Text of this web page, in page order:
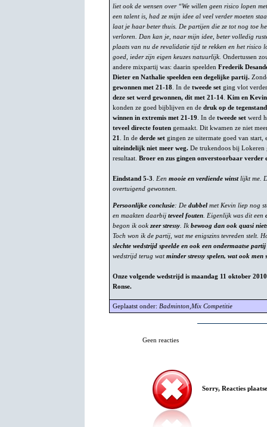
liet ook de wensen over “We willen geen risico lopen
een talent is, had ze mijn idee al veel verder moeten
laat je haar beter thuis. De partijen die ze tot nog toe
verloren. Dan kan je, naar mijn idee, beter volledig
plaats van nu de revalidatie tijd te rekken en het risico
goed, ieder zijn eigen keuzes natuurlijk. Ondertussen
andere mixpartij was: daarin speelden Frederik
Dieter en Nathalie speelden een degelijke partij.
gewonnen met 21-18 . In de tweede set ging vlot
deze set werd gewonnen, dit met 21-14 Kim en Kevin
konden ze goed bijblijven en de druk op de
winnen in extremis met 21-19 . In de tweede set werd
teveel directe fouten gemaakt. Dit kwamen ze niet
21
. In de derde set gingen ze uitermate goed van start,
uiteindelijk niet meer weg. De trukendoos bij Lokeren
resultaat. Broer en zus gingen onverstoorbaar verder
Eindstand 5-3 Een mooie en verdiende winstlijkt me.
overtuigend gewonnen.
Persoonlijke conclusie: De dubbel met Kevin liep nog
en maakten daarbij teveel fouten . Eigenlijk was dit een
begon ik ook zeer stressy . Ik bewoog dan ook quasi
Toch won ik de partij, wat me enigszins tevreden stelt.
slechte wedstrijd speelde en ook een ondermaatse partij
wedstrijd terug watminder stressy spelen, wat ook men
Onze volgende wedstrijd is maandag 11 oktober
Ronse.
Geplaatst onder: Badminton Mix Competitie
Geen reacties
Sorry, Reacties